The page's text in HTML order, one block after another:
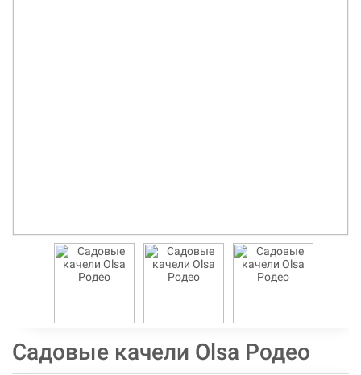
Садовые качели Olsa Родео